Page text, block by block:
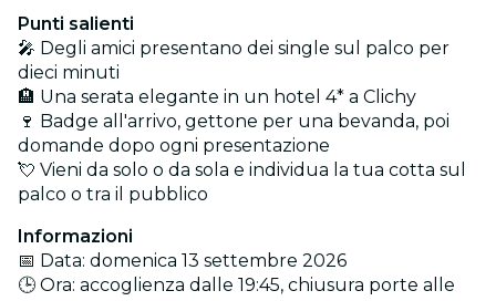
Punti salienti
🎤 Degli amici presentano dei single sul palco per
dieci minuti
🏨 Una serata elegante in un hotel 4* a Clichy
🍷 Badge all'arrivo, gettone per una bevanda, poi
domande dopo ogni presentazione
💘 Vieni da solo o da sola e individua la tua cotta sul
palco o tra il pubblico
Informazioni
📅 Data: domenica 13 settembre 2026
🕒 Ora: accoglienza dalle 19:45, chiusura porte alle